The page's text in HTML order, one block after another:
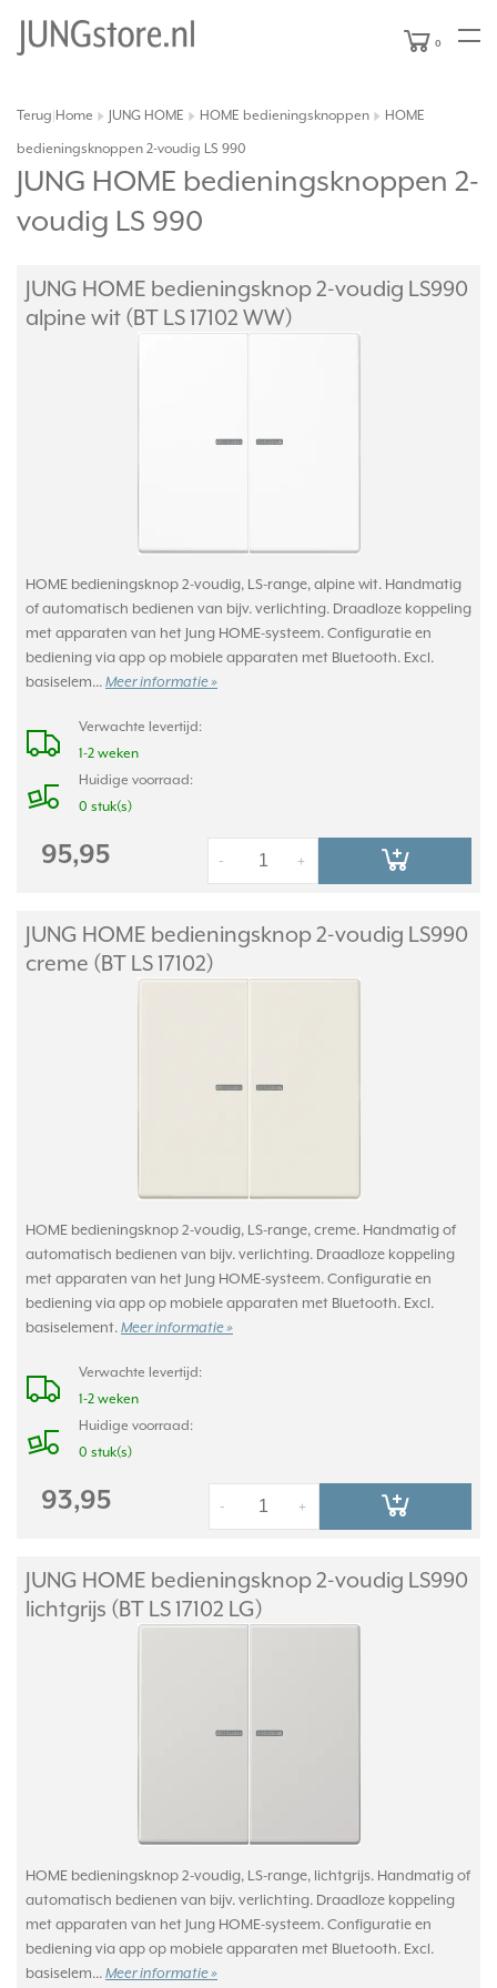
0
Terug Home JUNG HOME HOME bedieningsknoppen HOME
bedieningsknoppen 2-voudig LS 990
JUNG HOME bedieningsknoppen 2-
voudig LS 990
JUNG HOME bedieningsknop 2-voudig LS990
alpine wit (BT LS 17102 WW)
HOME bedieningsknop 2-voudig, LS-range, alpine wit. Handmatig
of automatisch bedienen van bijv. verlichting. Draadloze koppeling
met apparaten van het Jung HOME-systeem. Configuratie en
bediening via app op mobiele apparaten met Bluetooth. Excl.
basiselem... Meer informatie »
Verwachte levertijd:
1-2 weken
Huidige voorraad:
0 stuk(s)
95,95 +
-
JUNG HOME bedieningsknop 2-voudig LS990
creme (BT LS 17102)
HOME bedieningsknop 2-voudig, LS-range, creme. Handmatig of
automatisch bedienen van bijv. verlichting. Draadloze koppeling
met apparaten van het Jung HOME-systeem. Configuratie en
bediening via app op mobiele apparaten met Bluetooth. Excl.
basiselement. Meer informatie »
Verwachte levertijd:
1-2 weken
Huidige voorraad:
0 stuk(s)
93,95 +
-
JUNG HOME bedieningsknop 2-voudig LS990
lichtgrijs (BT LS 17102 LG)
HOME bedieningsknop 2-voudig, LS-range, lichtgrijs. Handmatig of
automatisch bedienen van bijv. verlichting. Draadloze koppeling
met apparaten van het Jung HOME-systeem. Configuratie en
bediening via app op mobiele apparaten met Bluetooth. Excl.
basiselem... Meer informatie »